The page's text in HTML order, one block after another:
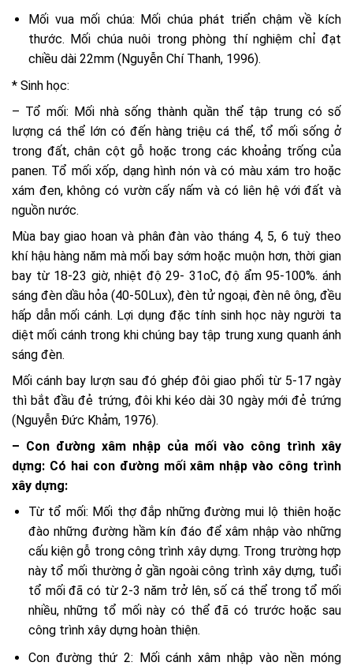
Mối vua mối chúa: Mối chúa phát triển chậm về kích
thước. Mối chúa nuôi trong phòng thí nghiệm chỉ đạt
chiều dài 22mm (Nguyễn Chí Thanh, 1996).
* Sinh học:
– Tổ mối: Mối nhà sống thành quần thể tập trung có số
lượng cá thể lớn có đến hàng triệu cá thể, tổ mối sống ở
trong đất, chân cột gỗ hoặc trong các khoảng trống của
panen. Tổ mối xốp, dạng hình nón và có màu xám tro hoặc
xám đen, không có vườn cấy nấm và có liên hệ với đất và
nguồn nước.
Mùa bay giao hoan và phân đàn vào tháng 4, 5, 6 tuỳ theo
khí hậu hàng năm mà mối bay sớm hoặc muộn hơn, thời gian
bay từ 18-23 giờ, nhiệt độ 29- 31oC, độ ẩm 95-100%. ánh
sáng đèn dầu hỏa (40-50Lux), đèn tử ngoại, đèn nê ông, đều
hấp dẫn mối cánh. Lợi dụng đặc tính sinh học này người ta
diệt mối cánh trong khi chúng bay tập trung xung quanh ánh
sáng đèn.
Mối cánh bay lượn sau đó ghép đôi giao phối từ 5-17 ngày
thì bắt đầu đẻ trứng, đôi khi kéo dài 30 ngày mới đẻ trứng
(Nguyễn Đức Khảm, 1976).
– Con đường xâm nhập của mối vào công trình xây
dựng: Có hai con đường mối xâm nhập vào công trình
xây dựng:
Từ tổ mối: Mối thợ đắp những đường mui lộ thiên hoặc
đào những đường hầm kín đáo để xâm nhập vào những
cấu kiện gỗ trong công trình xây dựng. Trong trường hợp
này tổ mối thường ở gần ngoài công trình xây dựng, tuổi
tổ mối đã có từ 2-3 năm trở lên, số cá thể trong tổ mối
nhiều, những tổ mối này có thể đã có trước hoặc sau
công trình xây dựng hoàn thiện.
Con đường thứ 2: Mối cánh xâm nhập vào nền móng